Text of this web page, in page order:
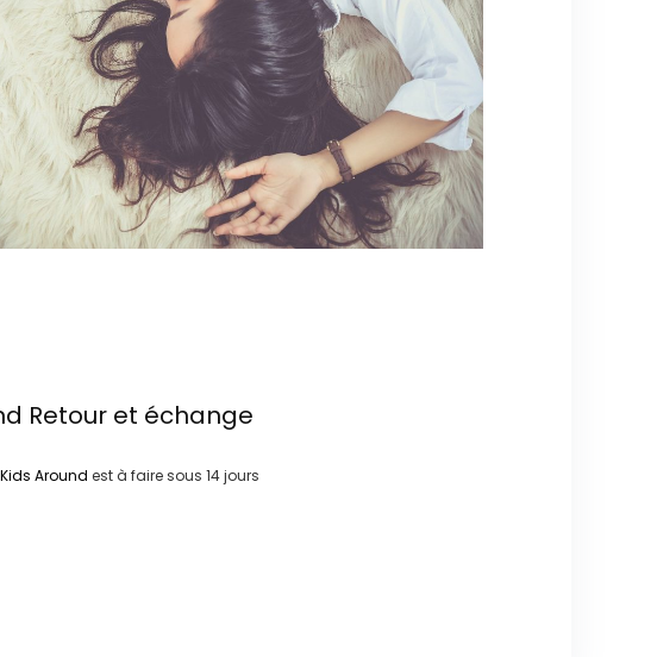
Retour et échange
Kids Around est à faire sous 14 jours